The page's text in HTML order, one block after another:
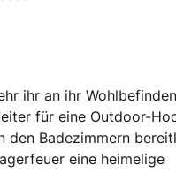
ihr an ihr Wohlbefinden
für eine Outdoor-
den Badezimmern
eine heimelige